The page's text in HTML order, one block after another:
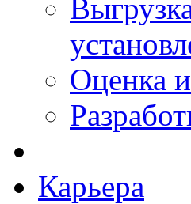
Оценка
Карьера